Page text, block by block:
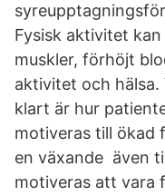
Fysisk aktivitet
muskler, förhöjt
aktivitet och hälsa.
klart är hur
motiveras till ökad
en växande även
motiveras att vara